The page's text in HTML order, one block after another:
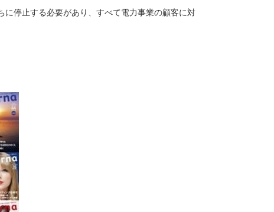
停止する必要があり、すべて電力事業の顧客に対